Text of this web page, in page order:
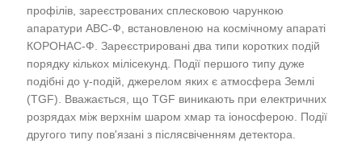
профілів, зареєстрованих сплесковою чарункою
апаратури АВС-Ф, встановленою на космічному апараті
КОРОНАС-Ф. Зареєстрировані два типи коротких подій
порядку кількох мілісекунд. Події першого типу дуже
подібні до γ-подій, джерелом яких є атмосфера Землі
(TGF). Вважається, що TGF виникають при електричних
розрядах між верхнім шаром хмар та іоносферою. Події
другого типу пов'язані з післясвіченням детектора.